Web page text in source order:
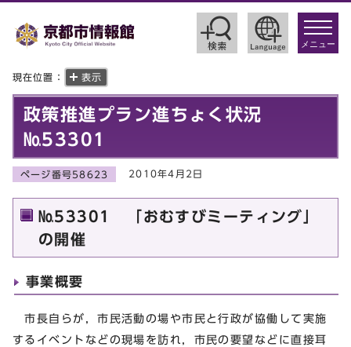
toggle
メニュー
現在位置： 表示
政策推進プラン進ちょく状況
№53301
ページ番号58623 2010年4月2日
№53301 「おむすびミーティング」
の開催
事業概要
市長自らが，市民活動の場や市民と行政が協働して実施
するイベントなどの現場を訪れ，市民の要望などに直接耳